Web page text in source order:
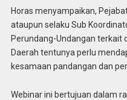
Horas menyampaikan,
ataupun selaku Sub
Perundang-Undangan terkait
Daerah tentunya perlu
kesamaan pandangan dan
Webinar ini bertujuan dalam